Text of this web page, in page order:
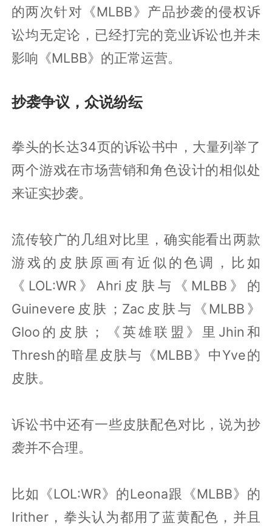
的两次针对《MLBB》产品抄袭的侵权诉
讼均无定论，已经打完的竞业诉讼也并未
影响《MLBB》的正常运营。
抄袭争议，众说纷纭
拳头的长达34页的诉讼书中，大量列举了
两个游戏在市场营销和角色设计的相似处
来证实抄袭。
流传较广的几组对比里，确实能看出两款
游戏的皮肤原画有近似的色调，比如
《LOL:WR》Ahri皮肤与《MLBB》的
Guinevere皮肤；Zac皮肤与《MLBB》
Gloo的皮肤；《英雄联盟》里Jhin和
Thresh的暗星皮肤与《MLBB》中Yve的
皮肤。
诉讼书中还有一些皮肤配色对比，说为抄
袭并不合理。
比如《LOL:WR》的Leona跟《MLBB》的
Irither，拳头认为都用了蓝黄配色，并且